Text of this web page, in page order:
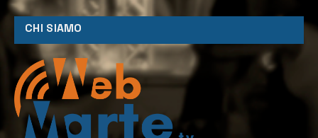
CHI SIAMO